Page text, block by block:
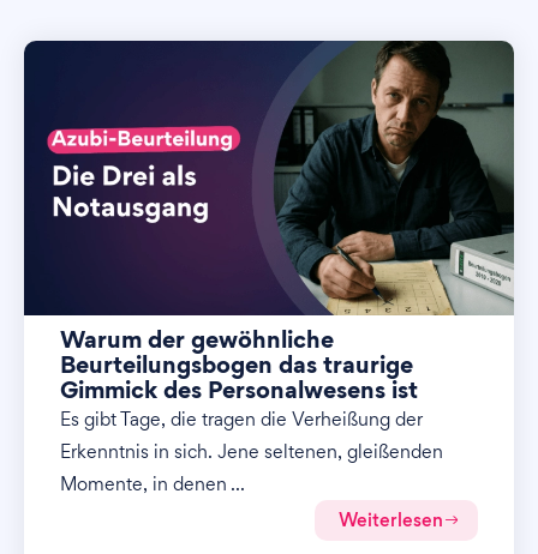
Warum der gewöhnliche
Beurteilungsbogen das traurige
Gimmick des Personalwesens ist
Es gibt Tage, die tragen die Verheißung der
Erkenntnis in sich. Jene seltenen, gleißenden
Momente, in denen ...
Weiterlesen